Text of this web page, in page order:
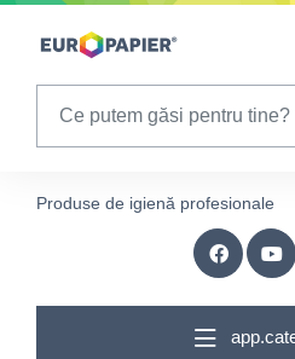
Table Of Content
Produse de igienă profesionale